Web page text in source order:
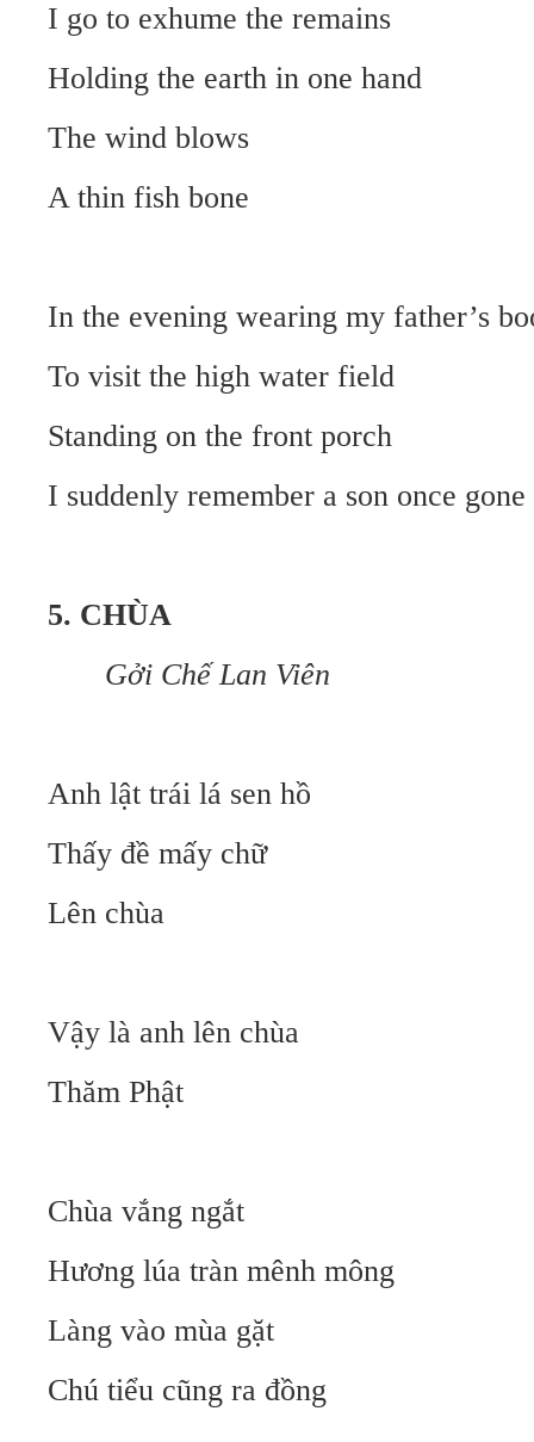
I go to exhume the remains
Holding the earth in one hand
The wind blows
A thin fish bone
In the evening wearing my father’s
To visit the high water field
Standing on the front porch
I suddenly remember a son once
5. CHÙA
Gởi Chế Lan Viên
Anh lật trái lá sen hồ
Thấy đề mấy chữ
Lên chùa
Vậy là anh lên chùa
Thăm Phật
Chùa vắng ngắt
Hương lúa tràn mênh mông
Làng vào mùa gặt
Chú tiểu cũng ra đồng